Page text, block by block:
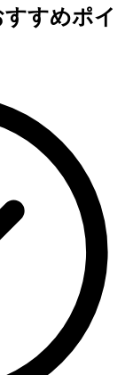
すめポイ